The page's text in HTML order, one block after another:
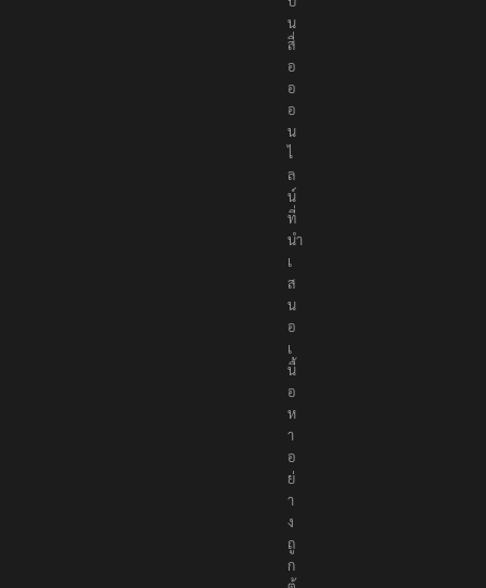
น
สื่
อ
อ
อ
น
ไ
ล
น์
ที่
นำ
เ
ส
น
อ
เ
นื้
อ
ห
า
อ
ย่
า
ง
ถู
ก